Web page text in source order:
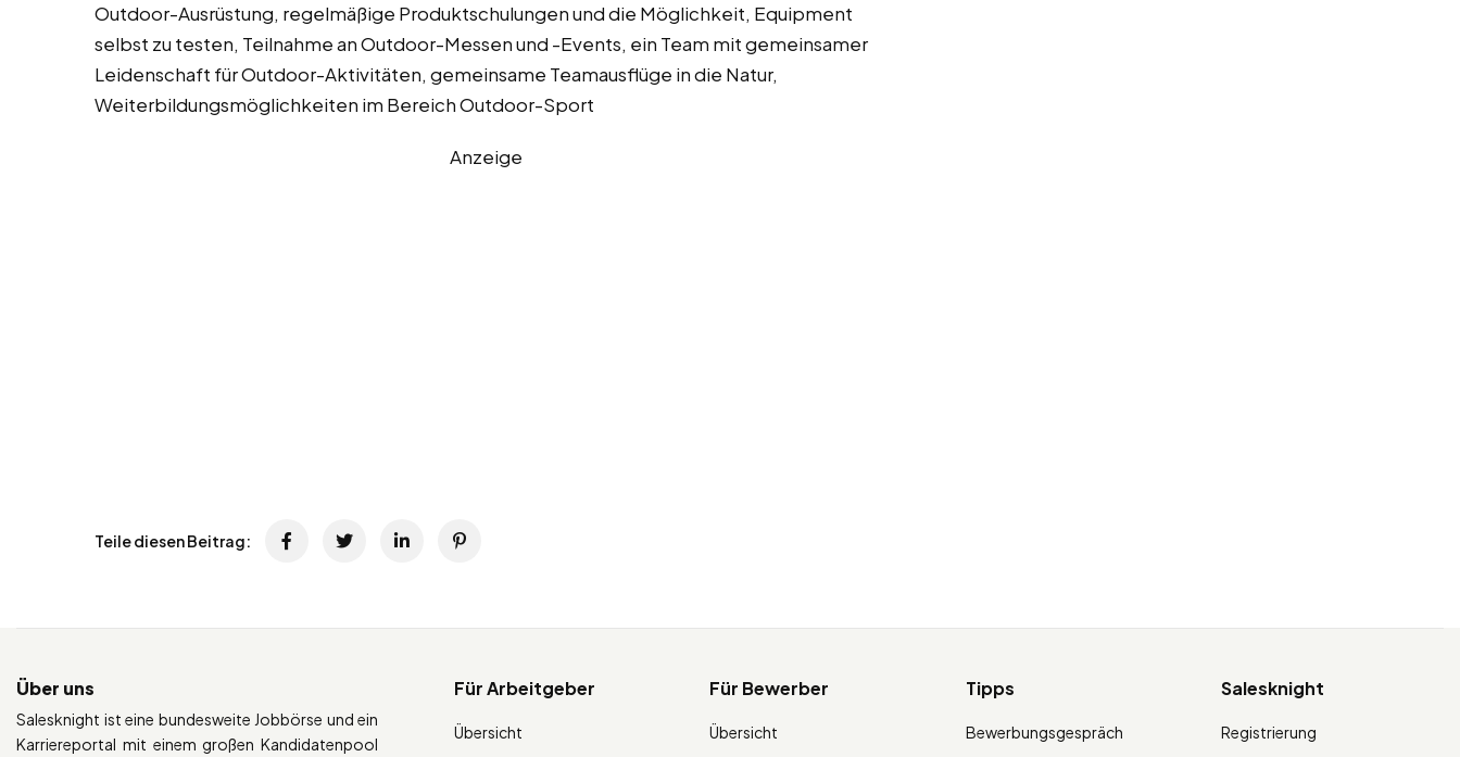
Outdoor-Ausrüstung, regelmäßige Produktschulungen und die Möglichkeit, Equipment
selbst zu testen, Teilnahme an Outdoor-Messen und -Events, ein Team mit gemeinsamer
Leidenschaft für Outdoor-Aktivitäten, gemeinsame Teamausflüge in die Natur,
Weiterbildungsmöglichkeiten im Bereich Outdoor-Sport
Anzeige
Teile diesen Beitrag:
Über uns
Salesknight ist eine bundesweite Jobbörse und ein
Karriereportal mit einem großen Kandidatenpool
Für Arbeitgeber
Übersicht
Für Bewerber
Übersicht
Tipps
Bewerbungsgespräch
Salesknight
Registrierung